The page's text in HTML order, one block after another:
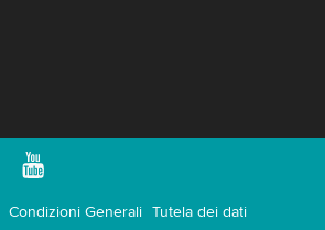
Condizioni Generali Tutela dei dati